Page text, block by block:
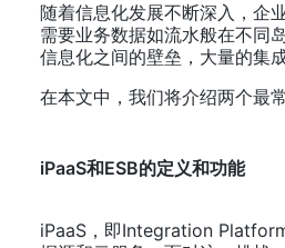
随着信息化发展不断深入，企
需要业务数据如流水般在不同
信息化之间的壁垒，大量的集
iPaaS和ESB的定义和功能
iPaaS，即Integration